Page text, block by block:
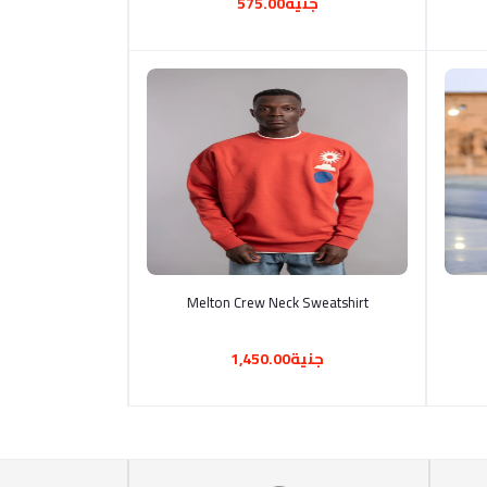
أضف إلى السلة
Melton Crew Neck Sweatshirt
جنية1,450.00